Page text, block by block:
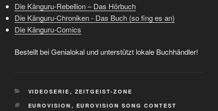
Die Känguru-Rebellion – Das Hörbuch
Die Känguru-Chroniken - Das Buch (so fing es an)
Die Känguru-Comics
Bestellt bei Genialokal und unterstützt lokale Buchhändler!
KATEGORIEN
VIDEOSERIE , ZEITGEIST-ZONE
SCHLAGWÖRTER
EUROVISION , EUROVISION SONG CONTEST